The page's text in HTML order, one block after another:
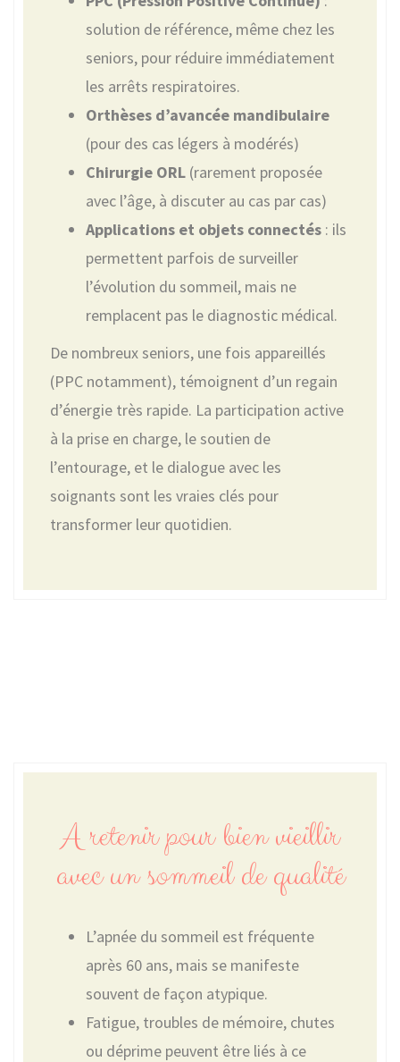
solution de référence, même chez les
seniors, pour réduire immédiatement
les arrêts respiratoires.
Orthèses d’avancée mandibulaire
(pour des cas légers à modérés)
Chirurgie ORL (rarement proposée
avec l’âge, à discuter au cas par cas)
Applications et objets connectés : ils
permettent parfois de surveiller
l’évolution du sommeil, mais ne
remplacent pas le diagnostic médical.
De nombreux seniors, une fois appareillés
(PPC notamment), témoignent d’un regain
d’énergie très rapide. La participation active
à la prise en charge, le soutien de
l’entourage, et le dialogue avec les
soignants sont les vraies clés pour
transformer leur quotidien.
A retenir pour bien vieillir
avec un sommeil de qualité
L’apnée du sommeil est fréquente
après 60 ans, mais se manifeste
souvent de façon atypique.
Fatigue, troubles de mémoire, chutes
ou déprime peuvent être liés à ce